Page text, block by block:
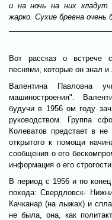
и на ночь на них
жарко. Сухие бревна
Вот рассказ о встрече
песнями, которые он знал и
Валентина Павловна
машиностроения".
будучи в 1956 ом году
руководством. Группа
Колеватов предстает в не
открытого к помощи
сообщения о его
информация о его строгости.
В период с 1956 и по
похода: Свердловск-
Качканар (на лыжах) и
не была, она, как